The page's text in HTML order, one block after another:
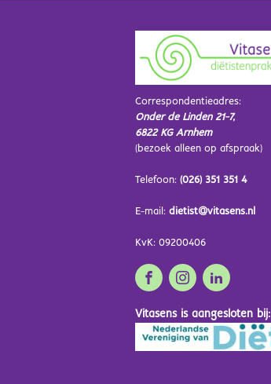
Correspondentieadres:
Onder de Linden 21-7,
6822 KG Arnhem
(bezoek alleen op afspraak)
Telefoon: (026) 351 351 4
E-mail: dietist@vitasens.nl
KvK: 09200406
Vitasens is aangesloten bij: